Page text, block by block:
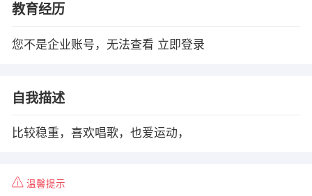
教育经历
您不是企业账号，无法查看 立即登录
自我描述
比较稳重，喜欢唱歌，也爱运动，
温馨提示